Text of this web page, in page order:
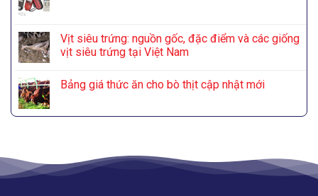
Vịt siêu trứng: nguồn gốc, đặc điểm và các giống
vịt siêu trứng tại Việt Nam
Bảng giá thức ăn cho bò thịt cập nhật mới